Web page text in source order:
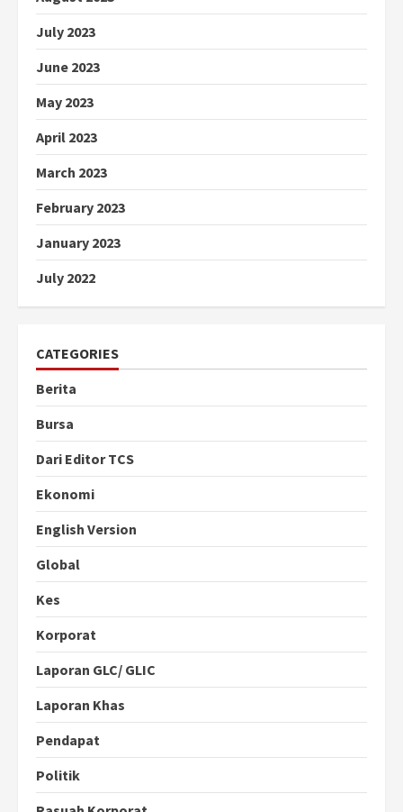
July 2023
June 2023
May 2023
April 2023
March 2023
February 2023
January 2023
July 2022
CATEGORIES
Berita
Bursa
Dari Editor TCS
Ekonomi
English Version
Global
Kes
Korporat
Laporan GLC/ GLIC
Laporan Khas
Pendapat
Politik